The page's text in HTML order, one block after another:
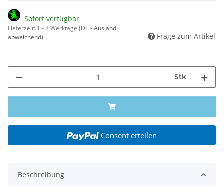
Sofort verfügbar
Lieferzeit: 1 - 3 Werktage (DE - Ausland
abweichend)
Frage zum Artikel
Stk
Consent erteilen
Beschreibung